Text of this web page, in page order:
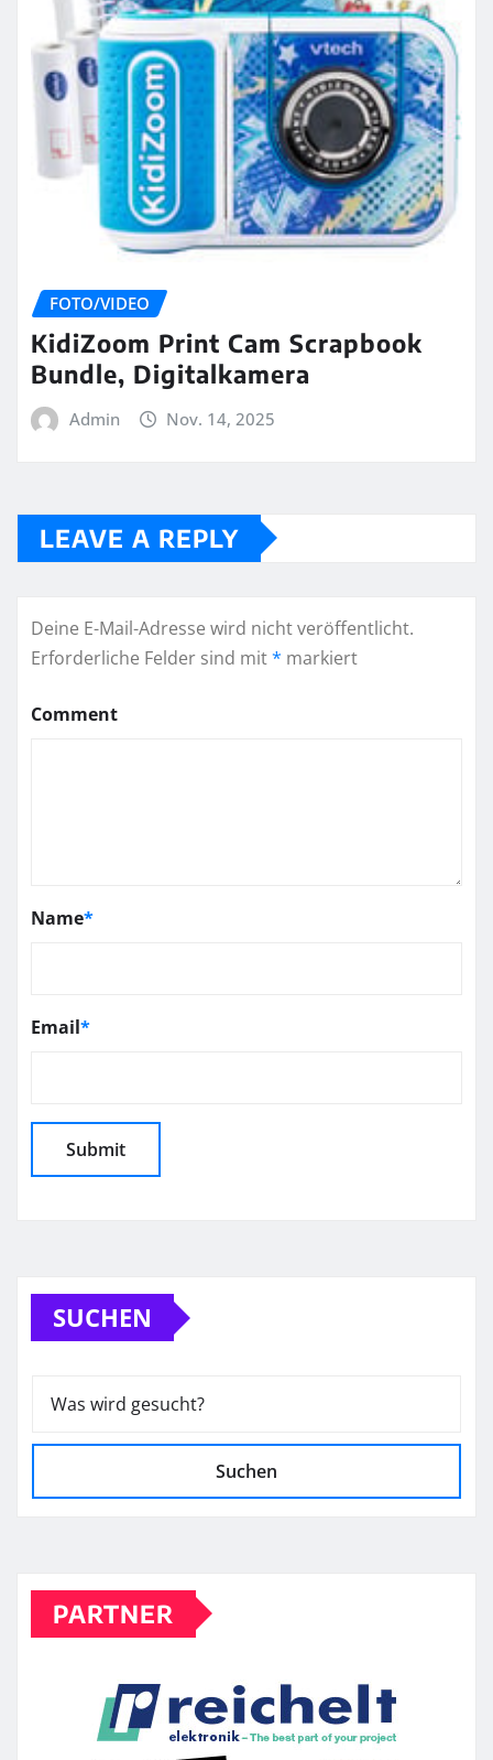
FOTO/VIDEO
KidiZoom Print Cam Scrapbook
Bundle, Digitalkamera
Admin Nov. 14, 2025
LEAVE A REPLY
Deine E-Mail-Adresse wird nicht veröffentlicht.
Erforderliche Felder sind mit* markiert
Comment
Name*
Email*
SUCHEN
Suchen
PARTNER